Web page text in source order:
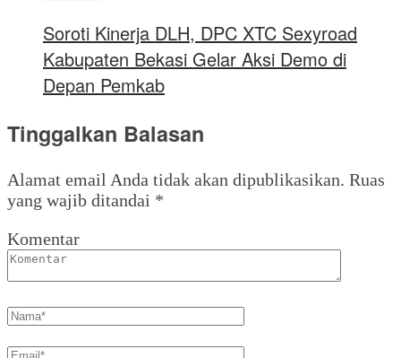
Soroti Kinerja DLH, DPC XTC Sexyroad
Kabupaten Bekasi Gelar Aksi Demo di
Depan Pemkab
Tinggalkan Balasan
Alamat email Anda tidak akan dipublikasikan. Ruas
yang wajib ditandai *
Komentar